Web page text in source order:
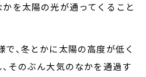
を太陽の光が通ってくること
、冬とかに太陽の高度が低く
そのぶん大気のなかを通過す